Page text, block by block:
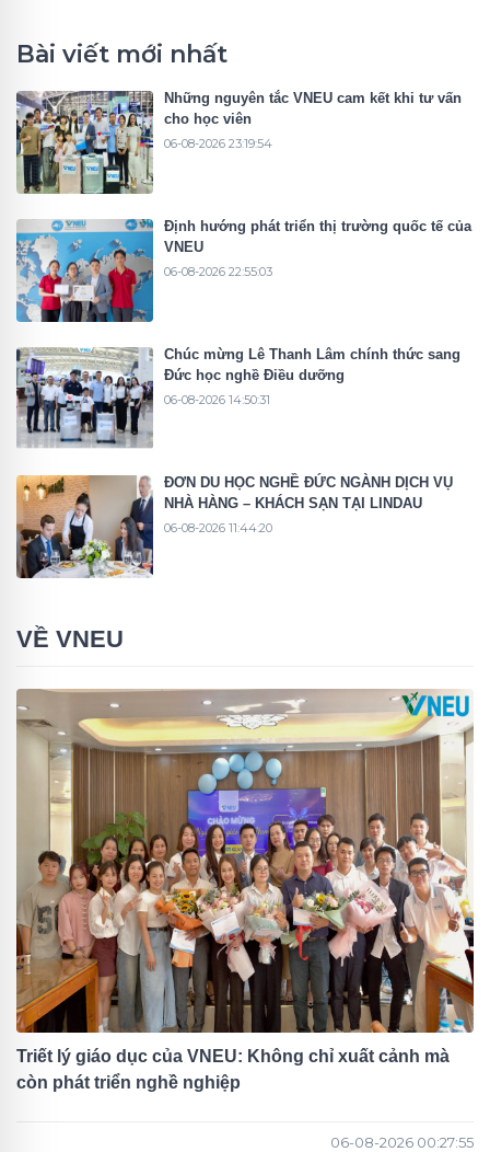
Bài viết mới nhất
Những nguyên tắc VNEU cam kết khi tư vấn
cho học viên
06-08-2026 23:19:54
Định hướng phát triển thị trường quốc tế của
VNEU
06-08-2026 22:55:03
Chúc mừng Lê Thanh Lâm chính thức sang
Đức học nghề Điều dưỡng
06-08-2026 14:50:31
ĐƠN DU HỌC NGHỀ ĐỨC NGÀNH DỊCH VỤ
NHÀ HÀNG – KHÁCH SẠN TẠI LINDAU
06-08-2026 11:44:20
VỀ VNEU
Triết lý giáo dục của VNEU: Không chỉ xuất cảnh mà
còn phát triển nghề nghiệp
06-08-2026 00:27:55